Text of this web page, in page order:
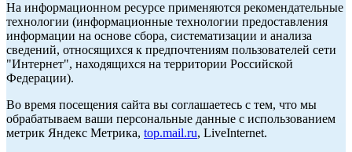
На информационном ресурсе применяются рекомендательные
технологии (информационные технологии предоставления
информации на основе сбора, систематизации и анализа
сведений, относящихся к предпочтениям пользователей сети
"Интернет", находящихся на территории Российской
Федерации).
Во время посещения сайта вы соглашаетесь с тем, что мы
обрабатываем ваши персональные данные с использованием
метрик Яндекс Метрика, top.mail.ru, LiveInternet.